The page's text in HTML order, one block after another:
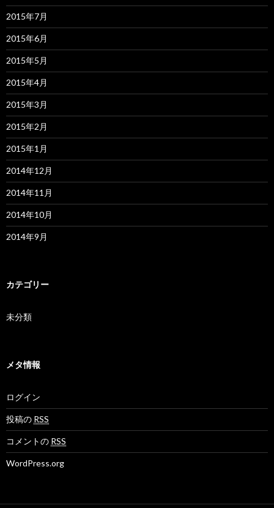
2015年7月
2015年6月
2015年5月
2015年4月
2015年3月
2015年2月
2015年1月
2014年12月
2014年11月
2014年10月
2014年9月
カテゴリー
未分類
メタ情報
ログイン
投稿の RSS
コメントの RSS
WordPress.org